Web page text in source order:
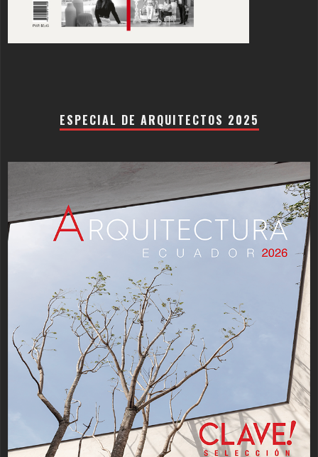
ESPECIAL DE ARQUITECTOS 2025